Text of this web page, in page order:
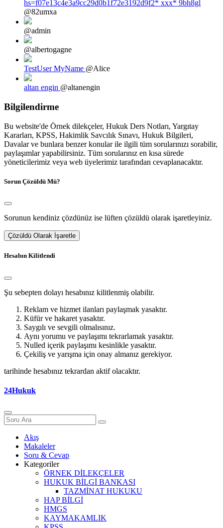
hs=f07e13c4e3a9cc29d0b1f72e3192d9f2* ххх* 9bh8gl
@82umxa
@admin
@albertogagne
TestUser MyName @Alice
altan engin @altanengin
Bilgilendirme
Bu website'de Örnek dilekçeler, Hukuk Ders Notları, Yargıtay
Kararları, KPSS, Hakimlik Savcılık Sınavı, Hukuk Bilgileri,
Davalar ve bunlara benzer konular ile ilgili tüm sorularınızı sorabilir,
paylaşımlar yapabilirsiniz. Tüm sorularınız en kısa sürede
yöneticilerimiz veya web üyelerimiz tarafından cevaplanacaktır.
Sorun Çözüldü Mü?
Sorunun kendiniz çözdünüz ise lüften çözüldü olarak işaretleyiniz.
Çözüldü Olarak İşaretle
Hesabın Kilitlendi
Şu sebepten dolayı hesabınız kilitlenmiş olabilir.
Reklam ve hizmet ilanları paylaşmak yasaktır.
Küfür ve hakaret yasaktır.
Saygılı ve sevgili olmalısınız.
Aynı yorumu ve paylaşımı tekrarlamak yasaktır.
Nulled içerik paylaşımı kesinlikle yasaktır.
Çekiliş ve yarışma için onay almanız gerekiyor.
tarihinde hesabınız tekrardan aktif olacaktır.
24Hukuk
Akış
Makaleler
Soru & Cevap
Kategoriler
ÖRNEK DİLEKÇELER
HUKUK BİLGİ BANKASI
TAZMİNAT HUKUKU
HAP BİLGİ
HMGS
KAYMAKAMLIK